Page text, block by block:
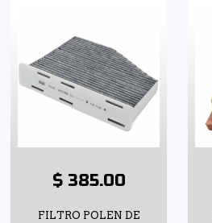
$ 385.00
FILTRO POLEN DE